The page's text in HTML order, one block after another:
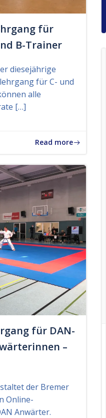
für
B-Trainer
diesejährige
für C- und
alle
[…]
Read more
für DAN-
–
der Bremer
Online-
Anwärter.